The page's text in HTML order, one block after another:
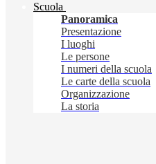
Scuola
Panoramica
Presentazione
I luoghi
Le persone
I numeri della scuola
Le carte della scuola
Organizzazione
La storia